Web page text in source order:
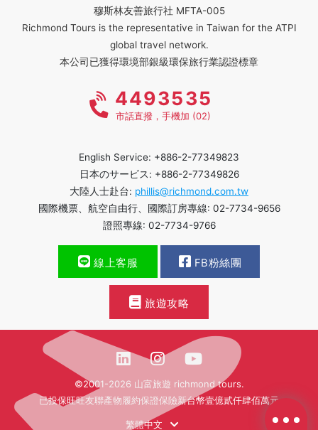
穆斯林友善旅行社 MFTA-005
Richmond Tours is the representative in Taiwan for the ATPI
global travel network.
本公司已獲得環境部銀級環保旅行業認證標章
4493535
市話直撥，手機加 (02)
English Service: +886-2-77349823
日本のサービス: +886-2-77349826
大陸人士赴台: phillis@richmond.com.tw
國際機票、航空自由行、國際訂房專線: 02-7734-9656
證照專線: 02-7734-9766
線上客服 FB粉絲團
旅遊攻略
©2001-2026 山富旅遊 richmond tours.
已投保旺旺友聯產物履約保證保險新台幣壹億貳仟肆佰萬元
繁體中文